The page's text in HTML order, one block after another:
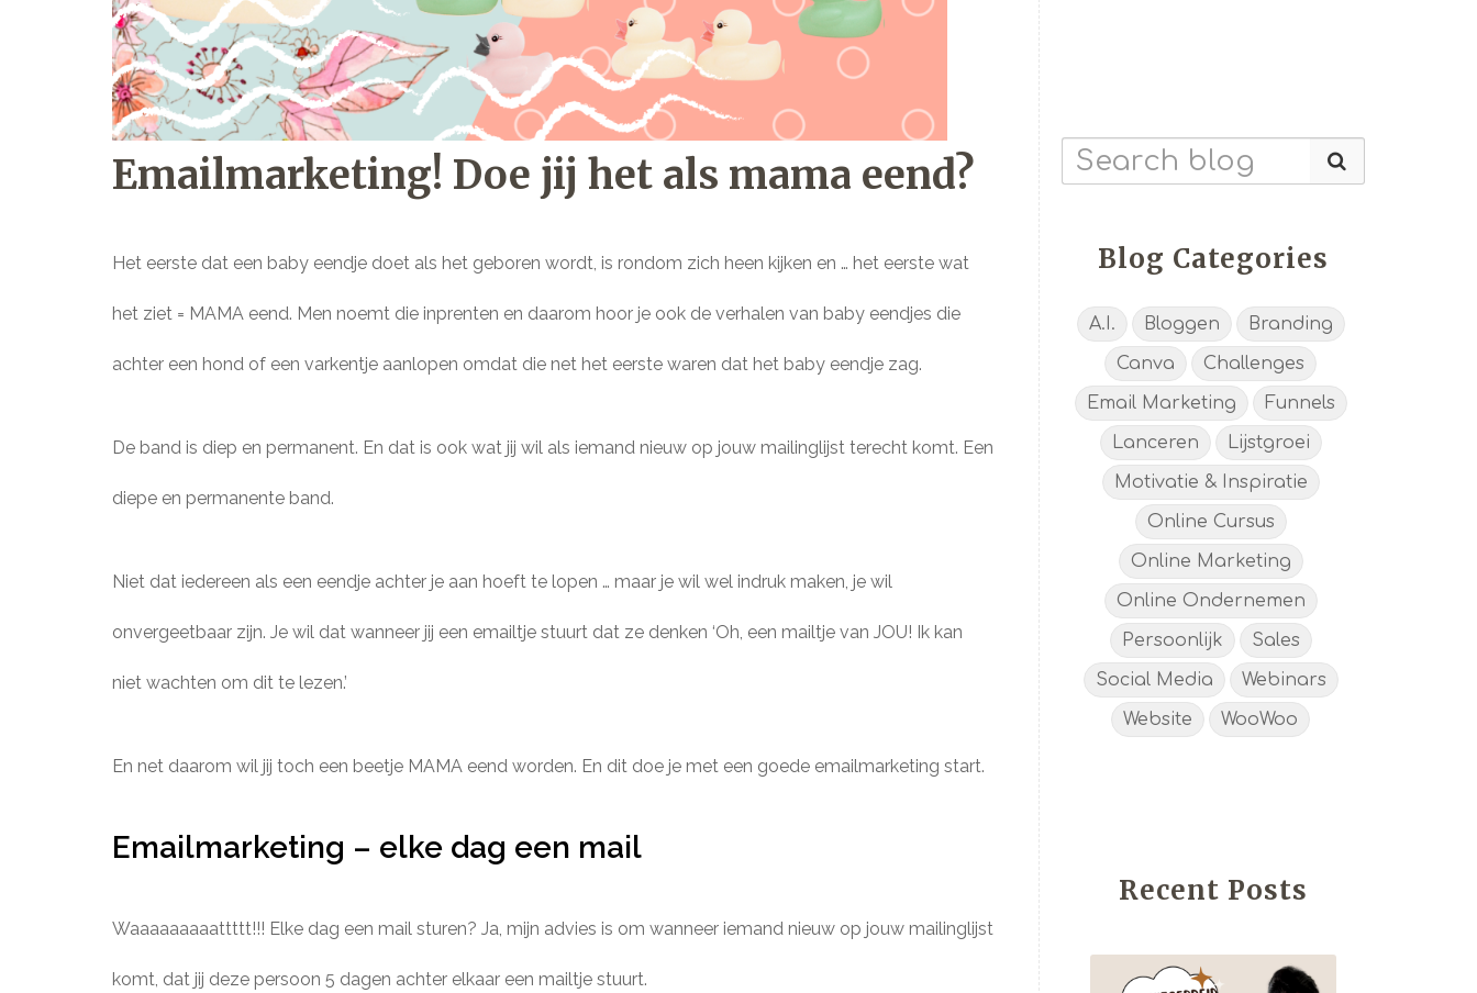
Emailmarketing! Doe jij het als mama eend?
Het eerste dat een baby eendje doet als het geboren wordt, is rondom zich heen kijken en … het eerste wat
het ziet = MAMA eend. Men noemt die inprenten en daarom hoor je ook de verhalen van baby eendjes die
achter een hond of een varkentje aanlopen omdat die net het eerste waren dat het baby eendje zag.
De band is diep en permanent. En dat is ook wat jij wil als iemand nieuw op jouw mailinglijst terecht komt. Een
diepe en permanente band.
Niet dat iedereen als een eendje achter je aan hoeft te lopen … maar je wil wel indruk maken, je wil
onvergeetbaar zijn. Je wil dat wanneer jij een emailtje stuurt dat ze denken ‘Oh, een mailtje van JOU! Ik kan
niet wachten om dit te lezen.’
En net daarom wil jij toch een beetje MAMA eend worden. En dit doe je met een goede emailmarketing start.
Emailmarketing – elke dag een mail
Waaaaaaaaattttt!!! Elke dag een mail sturen? Ja, mijn advies is om wanneer iemand nieuw op jouw mailinglijst
komt, dat jij deze persoon 5 dagen achter elkaar een mailtje stuurt.
Blog Categories
A.I. Bloggen
Branding
Canva
Challenges
Email Marketing
Funnels
Lanceren
Lijstgroei
Motivatie & Inspiratie
Online Cursus
Online Marketing
Online Ondernemen
Persoonlijk
Sales
Social Media
Webinars
Website
WooWoo
Recent Posts